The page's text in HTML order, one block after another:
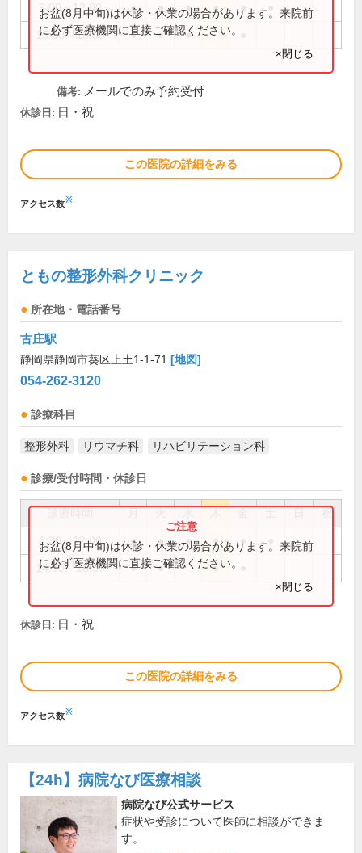
9:00～12:00 ● ● ● ● ●
15:00～18:00 ● ● ●
お盆(8月中旬)は休診・休業の場合があります。来院前
に必ず医療機関に直接ご確認ください。
×閉じる
備考: メールでのみ予約受付
休診日: 日・祝
この医院の詳細をみる
アクセス数※
ともの整形外科クリニック
所在地・電話番号
古庄駅
静岡県静岡市葵区上土1-1-71 [地図]
054-262-3120
診療科目
整形外科 リウマチ科 リハビリテーション科
診療/受付時間・休診日
祝
8:30～12:00 ● ● ● ● ●
14:30～18:30 ● ● ●
お盆(8月中旬)は休診・休業の場合があります。来院前
に必ず医療機関に直接ご確認ください。
×閉じる
休診日: 日・祝
この医院の詳細をみる
アクセス数※
【24h】 病院なび医療相談
病院なび公式サービス
症状や受診について医師に相談ができま
す。